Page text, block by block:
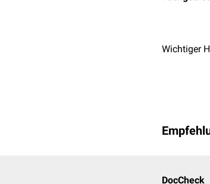
Wichtiger
DocCheck